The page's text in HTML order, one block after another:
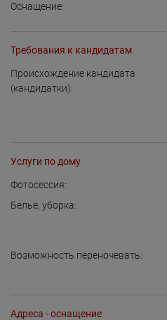
Оснащение:
Требования к кандидатам
Происхождение кандидата
(кандидатки):
Услуги по дому
Фотосессия:
Белье, уборка:
Возможность переночевать:
Адреса - оснащение